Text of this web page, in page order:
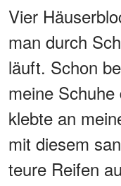
Vier
man durch
läuft. Schon
meine
klebte an
mit diesem
teure Reifen